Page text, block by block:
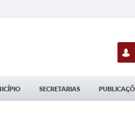
SECRETARIAS